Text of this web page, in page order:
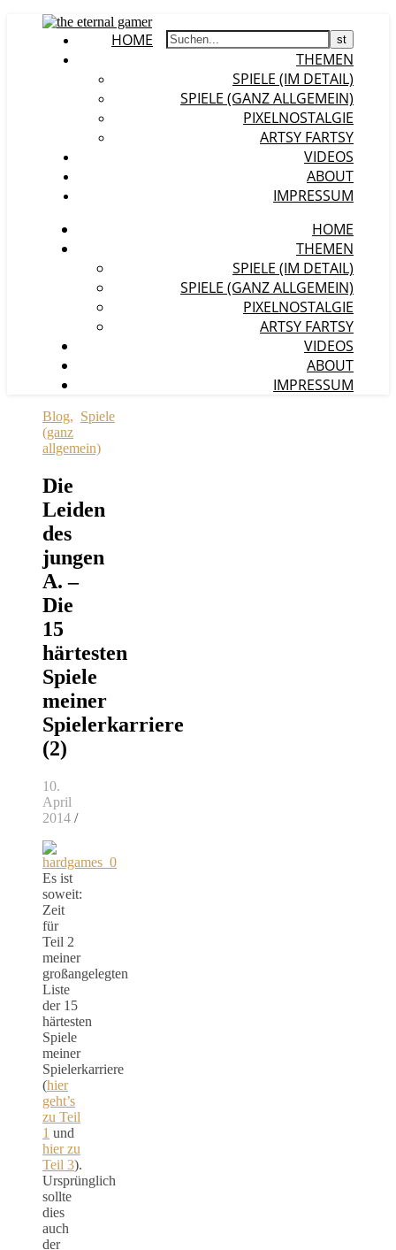
HOME
THEMEN
SPIELE (IM DETAIL)
SPIELE (GANZ ALLGEMEIN)
PIXELNOSTALGIE
ARTSY FARTSY
VIDEOS
ABOUT
IMPRESSUM
HOME
THEMEN
SPIELE (IM DETAIL)
SPIELE (GANZ ALLGEMEIN)
PIXELNOSTALGIE
ARTSY FARTSY
VIDEOS
ABOUT
IMPRESSUM
Blog, Spiele
(ganz
allgemein)
Die
Leiden
des
jungen
A. –
Die
15
härtesten
Spiele
meiner
Spielerkarriere
(2)
10.
April
2014 /
Es ist
soweit:
Zeit
für
Teil 2
meiner
großangelegten
Liste
der 15
härtesten
Spiele
meiner
Spielerkarriere
(hier
geht’s
zu Teil
1 und
hier zu
Teil 3).
Ursprünglich
sollte
dies
auch
der